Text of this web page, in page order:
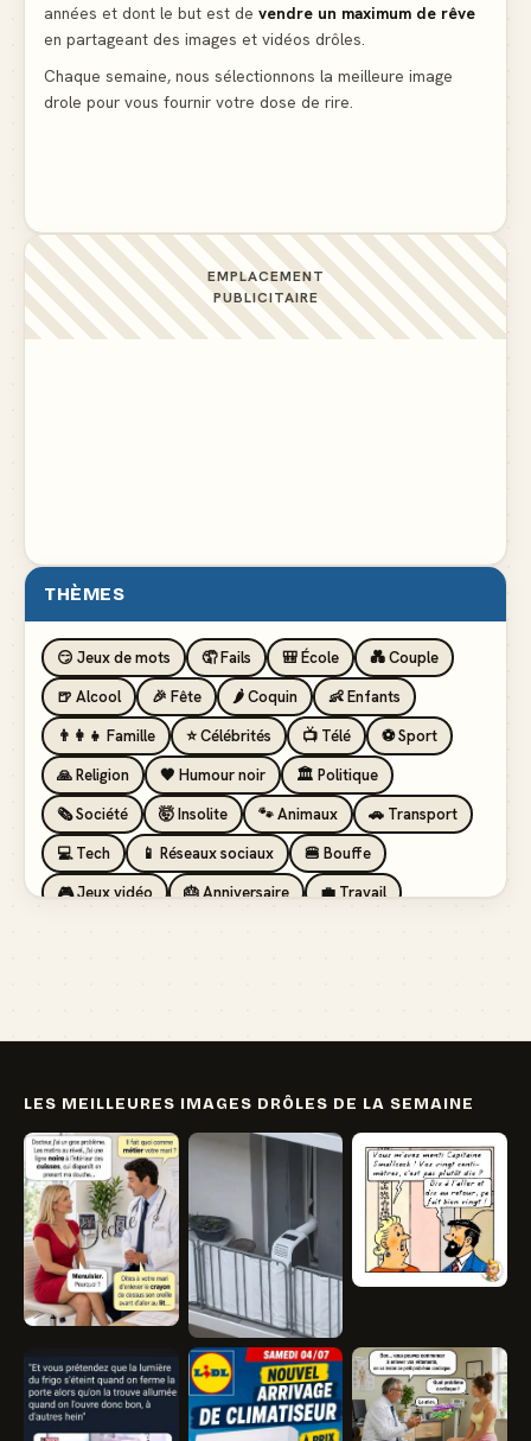
Lidl propose un climatiseur avec gants de boxe et
protège-dent offerts
années et dont le but est de vendre un maximum de rêve
en partageant des images et vidéos drôles.
Chaque semaine, nous sélectionnons la meilleure image
drole pour vous fournir votre dose de rire.
EMPLACEMENT
PUBLICITAIRE
THÈMES
😏 Jeux de mots 🤦 Fails 🎒 École
💑 Couple
🍺 Alcool
🎉 Fête 🌶️ Coquin
👶 Enfants
👨‍👩‍👧 Famille
⭐ Célébrités 📺 Télé
⚽ Sport
🙏 Religion
🖤 Humour noir
🏛️ Politique
🗞️ Société
🤯 Insolite 🐾 Animaux
🚗 Transport
💻 Tech
📱 Réseaux sociaux
🍔 Bouffe
🎮 Jeux vidéo
🎂 Anniversaire
💼 Travail
LES MEILLEURES IMAGES DRÔLES DE LA SEMAINE